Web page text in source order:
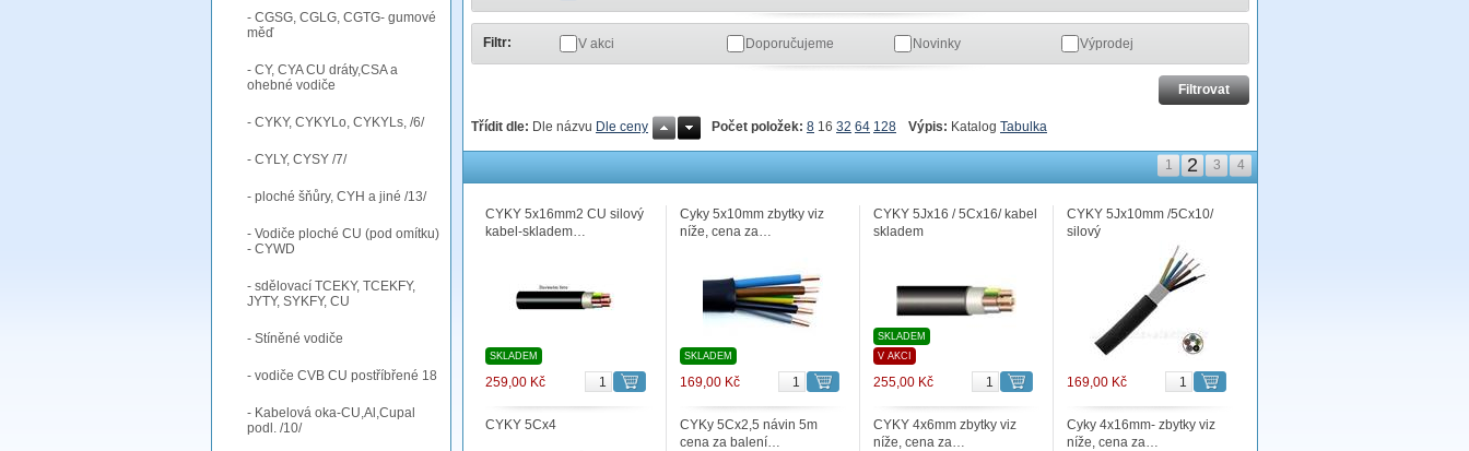
- CGSG, CGLG, CGTG- gumové
měď
- CY, CYA CU dráty,CSA a
ohebné vodiče
- CYKY, CYKYLo, CYKYLs, /6/
- CYLY, CYSY /7/
- ploché šňůry, CYH a jiné /13/
- Vodiče ploché CU (pod omítku)
- CYWD
- sdělovací TCEKY, TCEKFY,
JYTY, SYKFY, CU
- Stíněné vodiče
- vodiče CVB CU postříbřené 18
- Kabelová oka-CU,Al,Cupal
podl. /10/
Filtr: V akci Doporučujeme Novinky Výprodej
Třídit dle: Dle názvu Dle ceny Počet položek: 8 16 32 64 128 Výpis: Katalog Tabulka
CYKY 5x16mm2 CU silový
kabel-skladem…
SKLADEM
259,00 Kč
Cyky 5x10mm zbytky viz
níže, cena za…
SKLADEM
169,00 Kč
CYKY 5Jx16 / 5Cx16/ kabel
skladem
SKLADEM
V AKCI
255,00 Kč
CYKY 5Jx10mm /5Cx10/
silový
169,00 Kč
CYKY 5Cx4
CYKy 5Cx2,5 návin 5m
cena za balení…
CYKY 4x6mm zbytky viz
níže, cena za…
Cyky 4x16mm- zbytky viz
níže, cena za…
1 2 3 4